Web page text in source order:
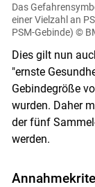
Das
einer Vielzahl an
PSM-Gebinde) ©
Dies gilt nun
"ernste
Gebindegröße
wurden. Daher
der fünf
werden.